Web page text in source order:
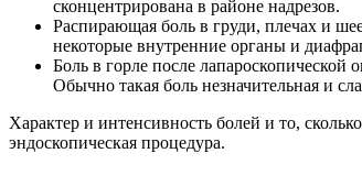
сконцентрирована в районе надрезов.
Распирающая боль в груди, плечах и
некоторые внутренние органы и
Боль в горле после лапароскопической
Обычно такая боль незначительная и
Характер и интенсивность болей и то,
эндоскопическая процедура.